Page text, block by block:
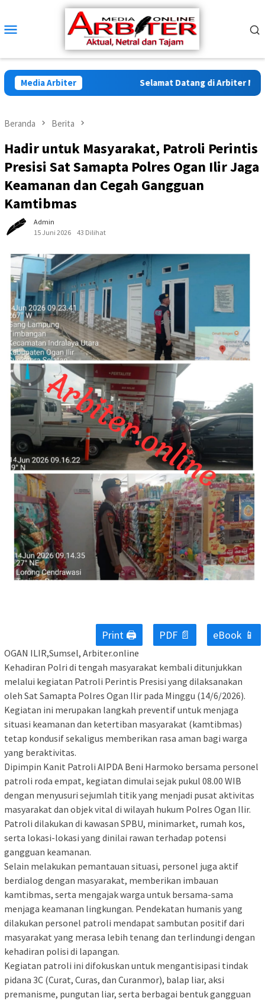
konten
Mobile
Media Arbiter Selamat Datang di Arbiter
Beranda Berita
Hadir untuk Masyarakat, Patroli Perintis
Presisi Sat Samapta Polres Ogan Ilir Jaga
Keamanan dan Cegah Gangguan
Kamtibmas
Admin
15 Juni 2026
43 Dilihat
Print 🖨 PDF 📄 eBook 📱
OGAN ILIR,Sumsel, Arbiter.online
Kehadiran Polri di tengah masyarakat kembali ditunjukkan
melalui kegiatan Patroli Perintis Presisi yang dilaksanakan
oleh Sat Samapta Polres Ogan Ilir pada Minggu (14/6/2026).
Kegiatan ini merupakan langkah preventif untuk menjaga
situasi keamanan dan ketertiban masyarakat (kamtibmas)
tetap kondusif sekaligus memberikan rasa aman bagi warga
yang beraktivitas.
Dipimpin Kanit Patroli AIPDA Beni Harmoko bersama personel
patroli roda empat, kegiatan dimulai sejak pukul 08.00 WIB
dengan menyusuri sejumlah titik yang menjadi pusat aktivitas
masyarakat dan objek vital di wilayah hukum Polres Ogan Ilir.
Patroli dilakukan di kawasan SPBU, minimarket, rumah kos,
serta lokasi-lokasi yang dinilai rawan terhadap potensi
gangguan keamanan.
Selain melakukan pemantauan situasi, personel juga aktif
berdialog dengan masyarakat, memberikan imbauan
kamtibmas, serta mengajak warga untuk bersama-sama
menjaga keamanan lingkungan. Pendekatan humanis yang
dilakukan personel patroli mendapat sambutan positif dari
masyarakat yang merasa lebih tenang dan terlindungi dengan
kehadiran polisi di lapangan.
Kegiatan patroli ini difokuskan untuk mengantisipasi tindak
pidana 3C (Curat, Curas, dan Curanmor), balap liar, aksi
premanisme, pungutan liar, serta berbagai bentuk gangguan